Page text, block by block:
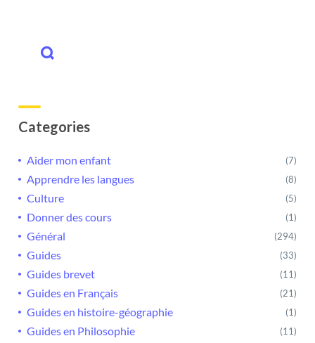
Categories
Aider mon enfant (7)
Apprendre les langues (8)
Culture (5)
Donner des cours (1)
Général (294)
Guides (33)
Guides brevet (11)
Guides en Français (21)
Guides en histoire-géographie (1)
Guides en Philosophie (11)